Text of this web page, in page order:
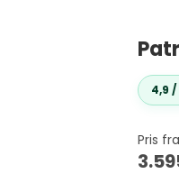
4,9
Pris fra